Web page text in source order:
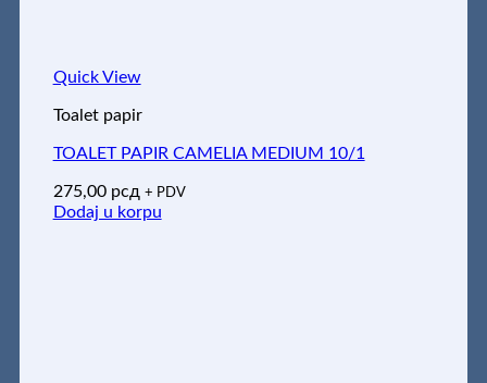
Quick View
Toalet papir
TOALET PAPIR CAMELIA MEDIUM 10/1
275,00 рсд + PDV
Dodaj u korpu